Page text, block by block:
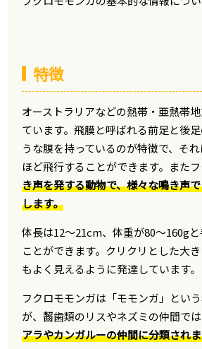
特徴
オーストラリアなどの熱帯・亜熱帯
ています。飛膜と呼ばれる前足と後
うな膜を持っているのが特徴で、そ
ほど飛行することができます。また
き声を発する動物で、様々な鳴き声
します。
体長は12〜21cm、体重が80〜160g
ことができます。クリクリとした大
もよく見えるように発達しています。
フクロモモンガは「モモンガ」とい
が、齧歯類のリスやネズミの仲間で
アラやカンガルーの仲間に分類され